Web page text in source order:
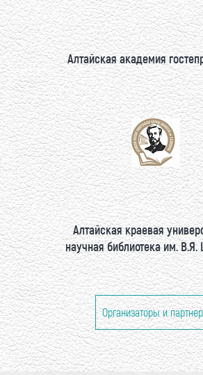
Алтайская академия
Алтайская краевая
научная библиотека им.
Организаторы и